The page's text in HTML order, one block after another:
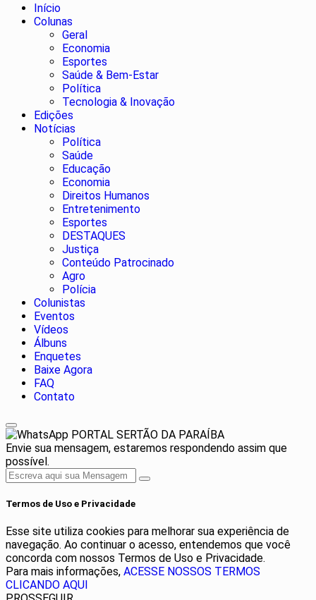
Início
Colunas
Geral
Economia
Esportes
Saúde & Bem-Estar
Política
Tecnologia & Inovação
Edições
Notícias
Política
Saúde
Educação
Economia
Direitos Humanos
Entretenimento
Esportes
DESTAQUES
Justiça
Conteúdo Patrocinado
Agro
Polícia
Colunistas
Eventos
Vídeos
Álbuns
Enquetes
Baixe Agora
FAQ
Contato
PORTAL SERTÃO DA PARAÍBA
Envie sua mensagem, estaremos respondendo assim que
possível.
Termos de Uso e Privacidade
Esse site utiliza cookies para melhorar sua experiência de
navegação. Ao continuar o acesso, entendemos que você
concorda com nossos Termos de Uso e Privacidade.
Para mais informações, ACESSE NOSSOS TERMOS
CLICANDO AQUI